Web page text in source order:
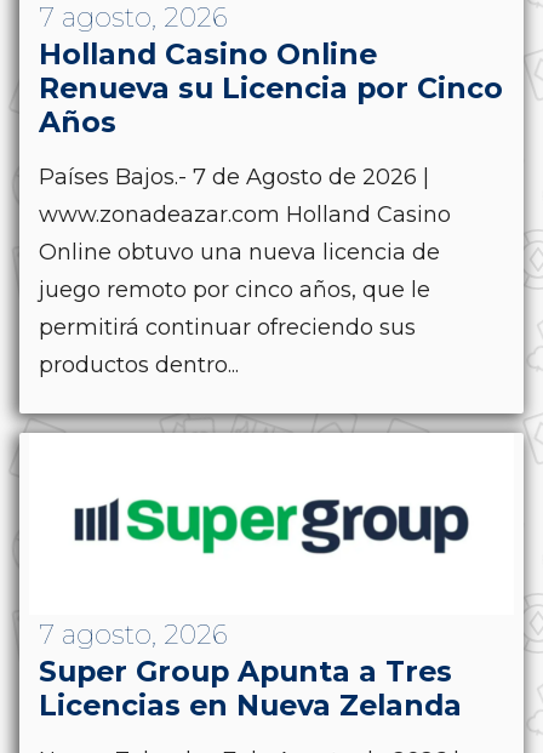
7 agosto, 2026
Holland Casino Online
Renueva su Licencia por Cinco
Años
Países Bajos.- 7 de Agosto de 2026 |
www.zonadeazar.com Holland Casino
Online obtuvo una nueva licencia de
juego remoto por cinco años, que le
permitirá continuar ofreciendo sus
productos dentro...
7 agosto, 2026
Super Group Apunta a Tres
Licencias en Nueva Zelanda